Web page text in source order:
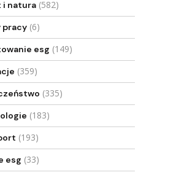
i natura (582)
pracy (6)
esg (149)
(359)
(335)
(183)
(193)
esg (33)